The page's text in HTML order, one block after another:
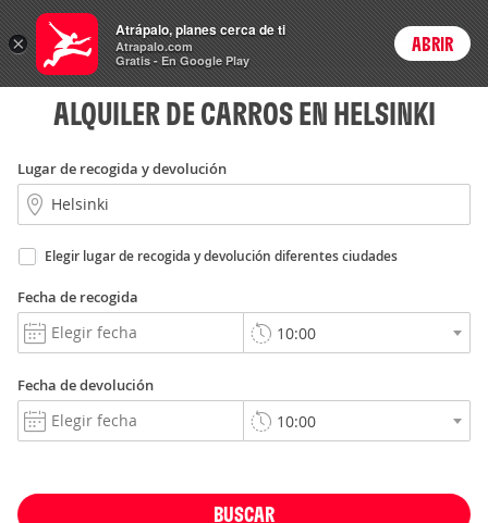
Rent
a Car Login
ALQUILER DE CARROS EN HELSINKI
Lugar de recogida y devolución
Elegir lugar de recogida y devolución diferentes ciudades
Fecha de recogida
Fecha de devolución
BUSCAR
×
Atrápalo, planes cerca de ti
Atrapalo.com
Gratis - En Google Play
ABRIR